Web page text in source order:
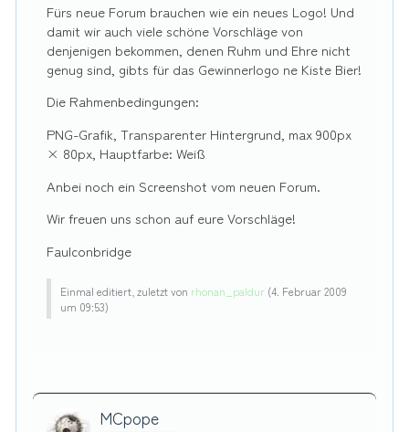
Fürs neue Forum brauchen wie ein neues Logo! Und
damit wir auch viele schöne Vorschläge von
denjenigen bekommen, denen Ruhm und Ehre nicht
genug sind, gibts für das Gewinnerlogo ne Kiste Bier!
Die Rahmenbedingungen:
PNG-Grafik, Transparenter Hintergrund, max 900px
× 80px, Hauptfarbe: Weiß
Anbei noch ein Screenshot vom neuen Forum.
Wir freuen uns schon auf eure Vorschläge!
Faulconbridge
Einmal editiert, zuletzt von rhonan_paldur (4. Februar 2009
um 09:53)
MCpope